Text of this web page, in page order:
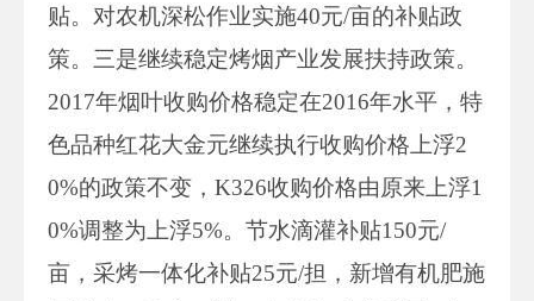
贴。对农机深松作业实施40元/亩的补贴政
策。三是继续稳定烤烟产业发展扶持政策。
2017年烟叶收购价格稳定在2016年水平，特
色品种红花大金元继续执行收购价格上浮2
0%的政策不变，K326收购价格由原来上浮1
0%调整为上浮5%。节水滴灌补贴150元/
亩，采烤一体化补贴25元/担，新增有机肥施